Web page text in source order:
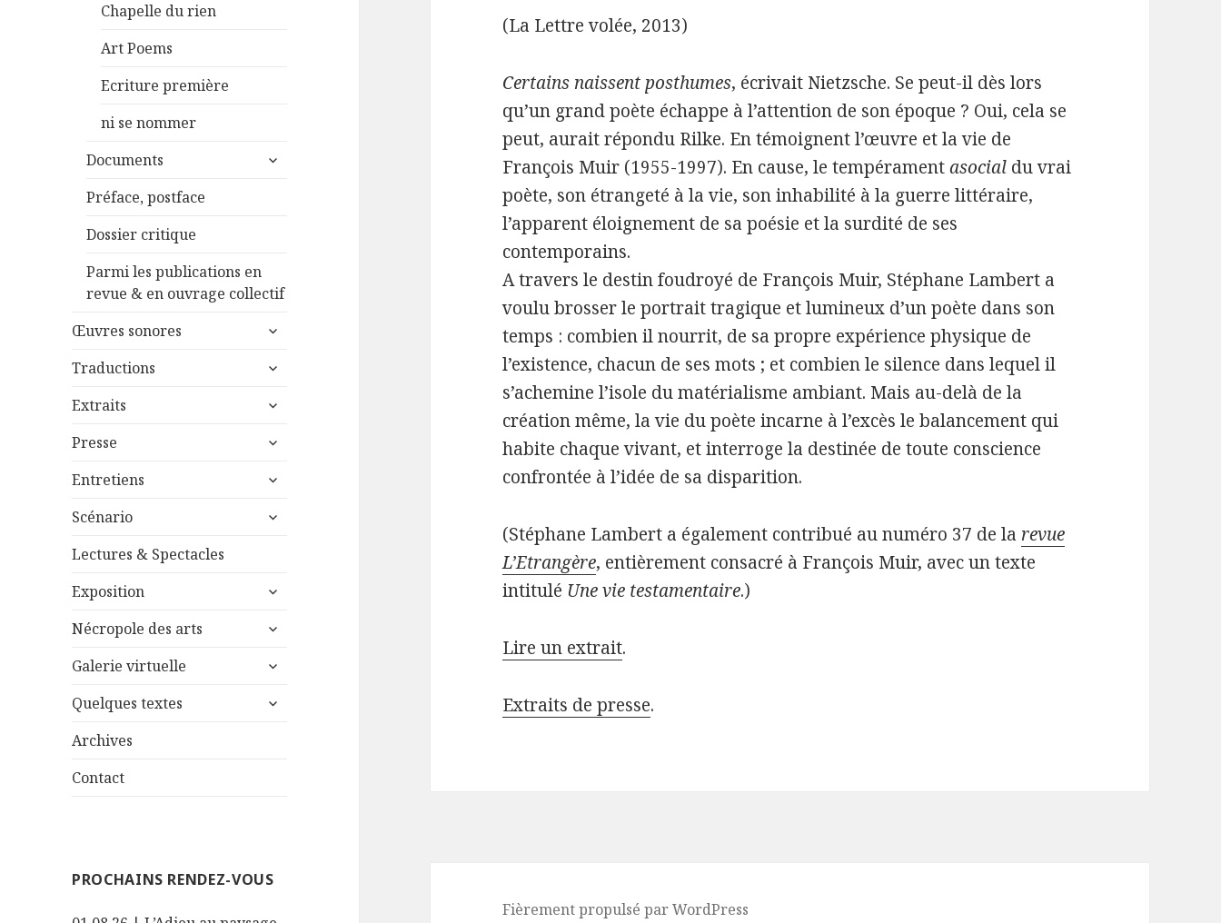
Chapelle du rien
Art Poems
Ecriture première
ni se nommer
Documents
ouvrir
Préface, postface
Dossier critique
Parmi les publications en
revue & en ouvrage collectif
Œuvres sonores
ouvrir
sous-
Traductions
ouvrir
sous-
Extraits
ouvrir
sous-
Presse
ouvrir
sous-
Entretiens
ouvrir
sous-
Scénario
ouvrir
Lectures & Spectacles
Exposition
ouvrir
sous-
Nécropole des arts
ouvrir
sous-
Galerie virtuelle
ouvrir
sous-
Quelques textes
ouvrir
Archives
Contact
PROCHAINS RENDEZ-VOUS
(La Lettre volée, 2013)
Certains naissent posthumes, écrivait Nietzsche. Se peut-il dès lors
qu’un grand poète échappe à l’attention de son époque ? Oui, cela se
peut, aurait répondu Rilke. En témoignent l’œuvre et la vie de
François Muir (1955-1997). En cause, le tempéramentasocial du vrai
poète, son étrangeté à la vie, son inhabilité à la guerre littéraire,
l’apparent éloignement de sa poésie et la surdité de ses
contemporains.
A travers le destin foudroyé de François Muir, Stéphane Lambert a
voulu brosser le portrait tragique et lumineux d’un poète dans son
temps : combien il nourrit, de sa propre expérience physique de
l’existence, chacun de ses mots ; et combien le silence dans lequel il
s’achemine l’isole du matérialisme ambiant. Mais au-delà de la
création même, la vie du poète incarne à l’excès le balancement qui
habite chaque vivant, et interroge la destinée de toute conscience
confrontée à l’idée de sa disparition.
(Stéphane Lambert a également contribué au numéro 37 de la revue
L’Etrangère, entièrement consacré à François Muir, avec un texte
intitulé Une vie testamentaire.)
Lire un extrait.
Extraits de presse.
Fièrement propulsé par WordPress